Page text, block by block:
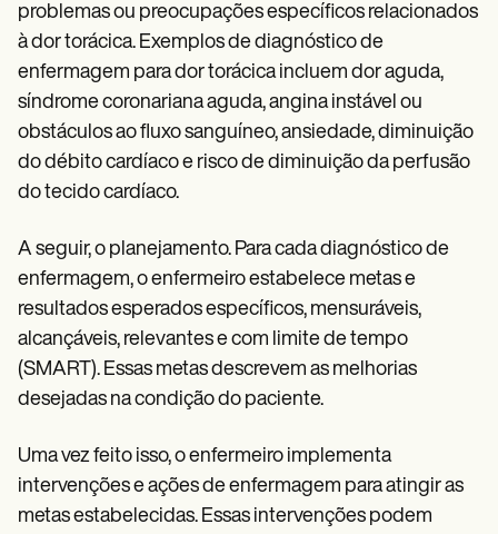
problemas ou preocupações específicos relacionados
à dor torácica. Exemplos de diagnóstico de
enfermagem para dor torácica incluem dor aguda,
síndrome coronariana aguda, angina instável ou
obstáculos ao fluxo sanguíneo, ansiedade, diminuição
do débito cardíaco e risco de diminuição da perfusão
do tecido cardíaco.
A seguir, o planejamento. Para cada diagnóstico de
enfermagem, o enfermeiro estabelece metas e
resultados esperados específicos, mensuráveis,
alcançáveis, relevantes e com limite de tempo
(SMART). Essas metas descrevem as melhorias
desejadas na condição do paciente.
Uma vez feito isso, o enfermeiro implementa
intervenções e ações de enfermagem para atingir as
metas estabelecidas. Essas intervenções podem